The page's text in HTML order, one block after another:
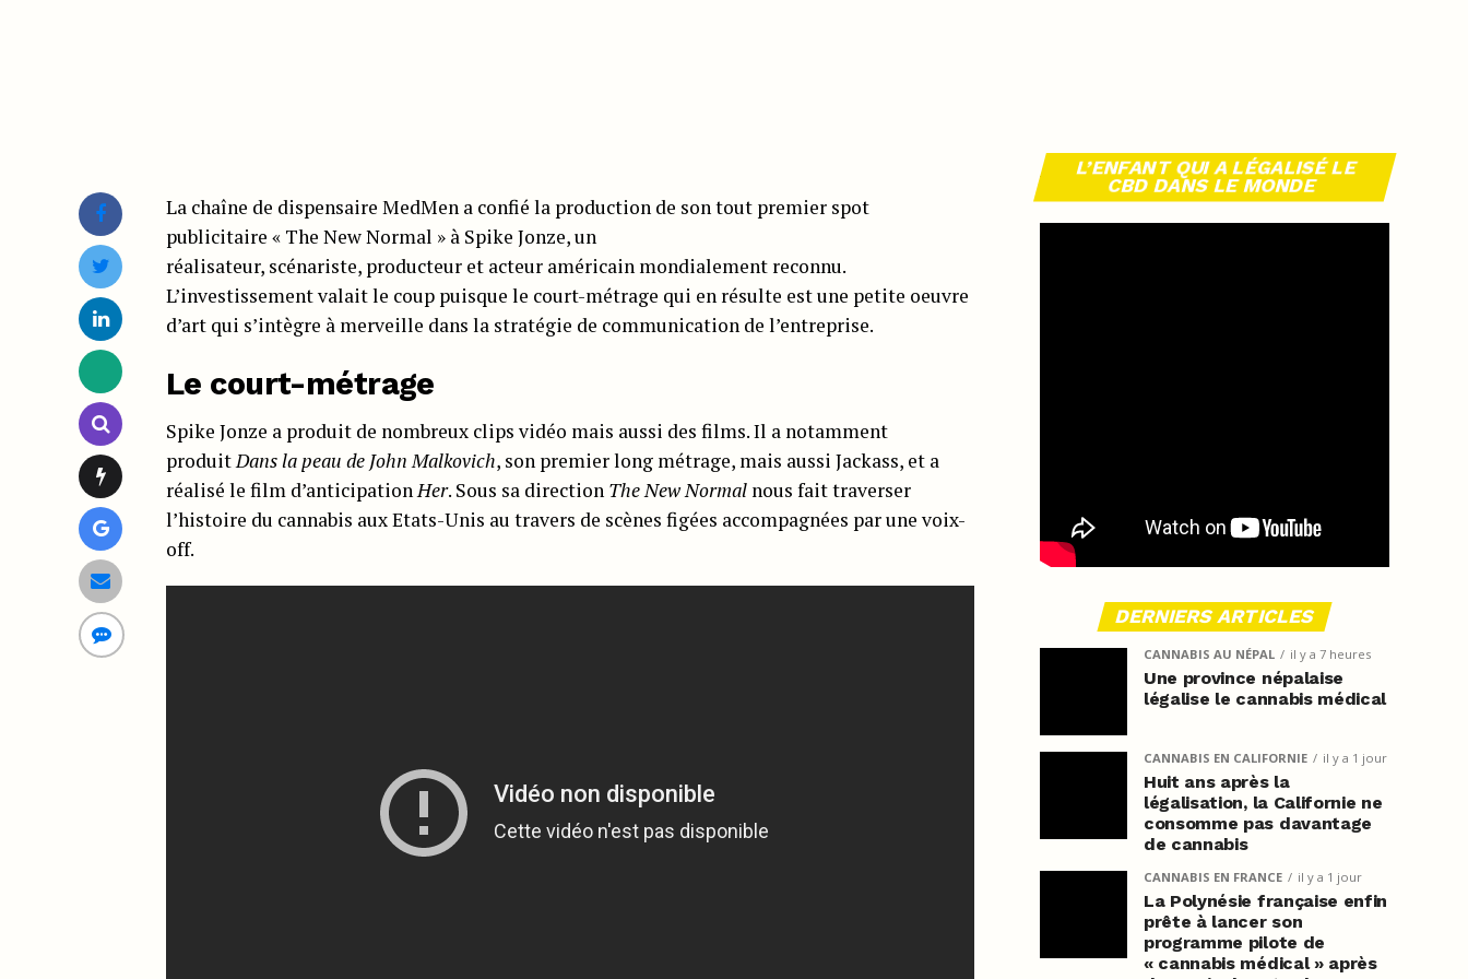
La chaîne de dispensaire MedMen a confié la production de son tout premier spot
publicitaire « The New Normal » à Spike Jonze, un
réalisateur, scénariste, producteur et acteur américain mondialement reconnu.
L’investissement valait le coup puisque le court-métrage qui en résulte est une petite oeuvre
d’art qui s’intègre à merveille dans la stratégie de communication de l’entreprise.
Le court-métrage
Spike Jonze a produit de nombreux clips vidéo mais aussi des films. Il a notamment
produitDans la peau de John Malkovich, son premier long métrage, mais aussi Jackass, et a
réalisé le film d’anticipationHer. Sous sa direction The New Normal nous fait traverser
l’histoire du cannabis aux Etats-Unis au travers de scènes figées accompagnées par une voix-
off.
L’ENFANT QUI A LÉGALISÉ LE
CBD DANS LE MONDE
DERNIERS ARTICLES
CANNABIS AU NÉPAL il y a 7 heures
Une province népalaise
légalise le cannabis médical
CANNABIS EN CALIFORNIE il y a 1 jour
Huit ans après la
légalisation, la Californie ne
consomme pas davantage
de cannabis
CANNABIS EN FRANCE il y a 1 jour
La Polynésie française enfin
prête à lancer son
programme pilote de
« cannabis médical » après